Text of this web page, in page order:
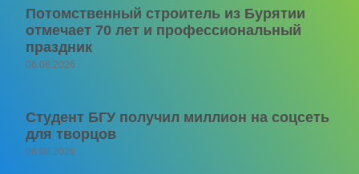
Потомственный строитель из Бурятии
отмечает 70 лет и профессиональный
праздник
06.08.2026
Студент БГУ получил миллион на соцсеть
для творцов
06.08.2026